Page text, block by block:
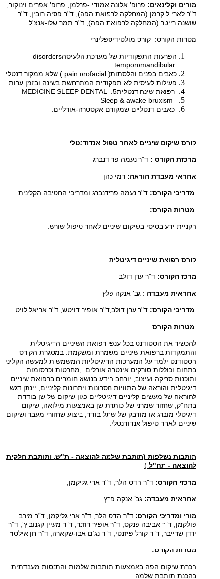
מורים וקלינאים: פרופ' אלונה אמודי -פרלמן, פרופ' אפרים וינוקור,
ד"ר לארי לוקרמן (המחלקה לרפואת הפה), ד"ר פסיה רובין, ד"ר
שושנה רייטר (המחלקה לרפואת הפה), ד"ר תמר שלו-אנצ'ל.
מטרות הקורס: קורס מולטידיספלינרי
הפרעות התפקודיות של מערכת הלעיסהdisorders
temporomandibular.
כאבים בפנים והלסתותpain orofacial ) ) שלא ממקור דנטלי
פעילות לעיסית לא תפקודית המתרחשת בשינה ובזמן ערות
רפואת שינה דנטליתMEDICINE SLEEP DENTAL .5
Sleep & awake bruxism
כאבים דנטליים שמקורם אקסטרה-אורליים
קורס שיקום שיניים לאחר טפול אנדודנטלי
מרכזת הקורס : ד"ר נעמה פרידנברג
אחראי מעבדת הוראה: רמי כהן
מדריכי הקורס: ד"ר נעמה פרידנברג ומדריכי החטיבה הקלינית
מטרות הקורס:
הקניית ידע בסיסי בשיקום שיניים לאחר טיפול שורש
קורס רפואת שיניים דיגיטלית
מרכז הקורס: ד"ר ערן דולב
אחראית מעבדה : גב' אנקה פלץ
מדריכי הקורס: ד"ר ערן דולב,ד"ר אופיר דויטש, ד"ר אריאל לויט
מטרות הקורס
להכשיר את הסטודנט בכל ענפי רפואת השיניים הדיגיטלית
והתמקדות ברפואת שיניים משמרת ומשקמת. במסגרת הקורס
הסטודנט ילמד על המערכות הדיגיטליות המשמשות למעשה הקליני
בתחום וכוללות סורקים אינטרה אורלים
מחרטות וכרסומות
ותוכנות סריקה ועיצוב, יורחב הידע בנושא חומרים ברפואת שיניים
דיגיטלית והוראה של התוויות חסרונות ויתרונות קליניים, יינתן דגש
להוראה של מעשים קליניים דיגיטליים כגון שיקום של שן בודדת
בתח"ק, שחזור שמרני של כותרת שן באמצעות מילואה, שיקום
דיגיטלי מוברג או מודבק של שתל בודד, ביצוע שחזורי מעבר ושיקום
שיניים לאחר טיפול אנדודנטלי.
תותבות נשלפות )תותבת שלמה להוצאה - ת"ש, ותותבת חלקית
להוצאה - תח"ל )
מרכזי הקורס: ד"ר הדס הלר, ד"ר ארי גליקמן
אחראית מעבדה: גב’ אנקה פרץ
מורי ומדריכי הקורס: ד”ר הדס הלר, ד”ר ארי גליקמן, ד”ר מירב
פולקמן, ד”ר אביבה פנקס, ד"ר אופיר רוזנר, ד”ר מעיין קגנוביץ‘, ד”ר
ירדן שרייבר, ד”ר קורל פיזנטי, ד”ר נג’ם אבו-שקארה, ד”ר חן אילסר
מטרות הקורס:
הכרת שיקום הפה באמצעות תותבות שלמות והתנסות מעבדתית
בהכנת תותבת שלמה